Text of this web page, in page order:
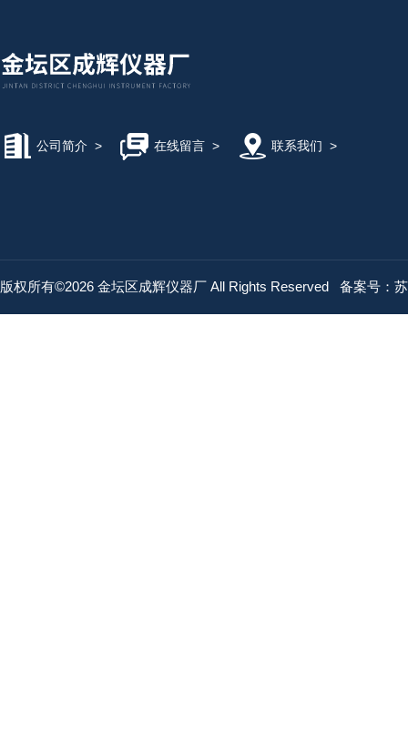
公司简介 > 在线留言> 联系我们 >
版权所有©2026 金坛区成辉仪器厂 All Rights Reserved 备案号：